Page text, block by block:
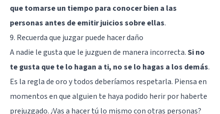
que tomarse un tiempo para conocer bien a las
personas antes de emitir juicios sobre ellas.
9. Recuerda que juzgar puede hacer daño
A nadie le gusta que le juzguen de manera incorrecta.Si no
te gusta que te lo hagan a ti, no se lo hagas a los demás.
Es la regla de oro y todos deberíamos respetarla. Piensa en
momentos en que alguien te haya podido herir por haberte
prejuzgado. ¿Vas a hacer tú lo mismo con otras personas?